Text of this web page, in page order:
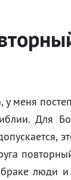
меня
Для
люди